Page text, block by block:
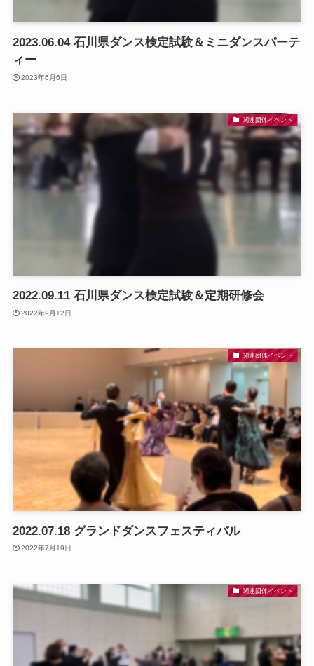
2023.06.04 石川県ダンス検定試験＆ミニダンスパーテ
ィー
2023年6月6日
関連団体イベント
2022.09.11 石川県ダンス検定試験＆定期研修会
2022年9月12日
関連団体イベント
2022.07.18 グランドダンスフェスティバル
2022年7月19日
関連団体イベント